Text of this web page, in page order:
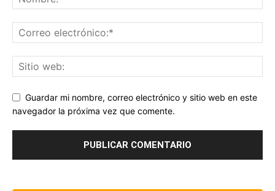
Guardar mi nombre, correo electrónico y sitio web en este
navegador la próxima vez que comente.